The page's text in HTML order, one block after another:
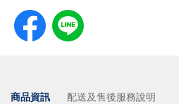
商品資訊 配送及售後服務說明